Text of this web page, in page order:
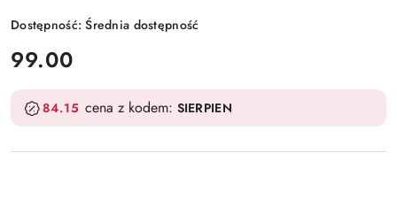
Dostępność:Średnia dostępność
cena:
99.00
84.15 cena z kodem: SIERPIEN